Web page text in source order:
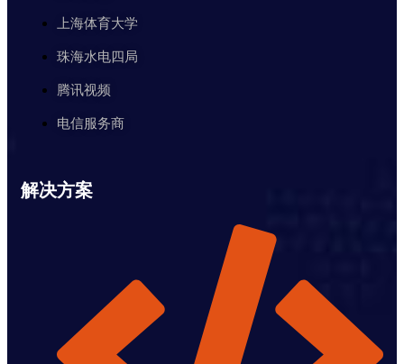
上海体育大学
珠海水电四局
腾讯视频
电信服务商
解决方案